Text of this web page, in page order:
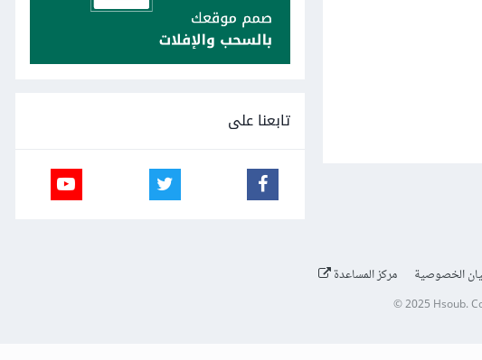
تابعنا على
الخصوصية مركز المساعدة
© 2025 Hsoub.